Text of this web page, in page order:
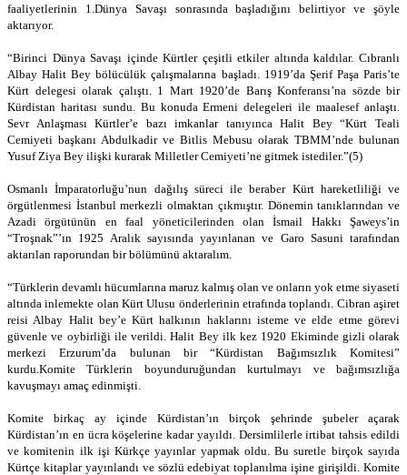
faaliyetlerinin 1.Dünya Savaşı sonrasında başladığını belirtiyor ve şöyle
aktarıyor.
“Birinci Dünya Savaşı içinde Kürtler çeşitli etkiler altında kaldılar. Cıbranlı
Albay Halit Bey bölücülük çalışmalarına başladı. 1919’da Şerif Paşa Paris’te
Kürt delegesi olarak çalıştı. 1 Mart 1920’de Barış Konferansı’na sözde bir
Kürdistan haritası sundu. Bu konuda Ermeni delegeleri ile maalesef anlaştı.
Sevr Anlaşması Kürtler’e bazı imkanlar tanıyınca Halit Bey “Kürt Teali
Cemiyeti başkanı Abdulkadir ve Bitlis Mebusu olarak TBMM’nde bulunan
Yusuf Ziya Bey ilişki kurarak Milletler Cemiyeti’ne gitmek istediler.”(5)
Osmanlı İmparatorluğu’nun dağılış süreci ile beraber Kürt hareketliliği ve
örgütlenmesi İstanbul merkezli olmaktan çıkmıştır. Dönemin tanıklarından ve
Azadi örgütünün en faal yöneticilerinden olan İsmail Hakkı Şaweys’in
“Troşnak”’ın 1925 Aralık sayısında yayınlanan ve Garo Sasuni tarafından
aktarılan raporundan bir bölümünü aktaralım.
“Türklerin devamlı hücumlarına maruz kalmış olan ve onların yok etme siyaseti
altında inlemekte olan Kürt Ulusu önderlerinin etrafında toplandı. Cibran aşiret
reisi Albay Halit bey’e Kürt halkının haklarını isteme ve elde etme görevi
güvenle ve oybirliği ile verildi. Halit Bey ilk kez 1920 Ekiminde gizli olarak
merkezi Erzurum’da bulunan bir “Kürdistan Bağımsızlık Komitesi”
kurdu.Komite Türklerin boyunduruğundan kurtulmayı ve bağımsızlığa
kavuşmayı amaç edinmişti.
Komite birkaç ay içinde Kürdistan’ın birçok şehrinde şubeler açarak
Kürdistan’ın en ücra köşelerine kadar yayıldı. Dersimlilerle irtibat tahsis edildi
ve komitenin ilk işi Kürkçe yayınlar yapmak oldu. Bu suretle birçok sayıda
Kürtçe kitaplar yayınlandı ve sözlü edebiyat toplanılma işine girişildi. Komite